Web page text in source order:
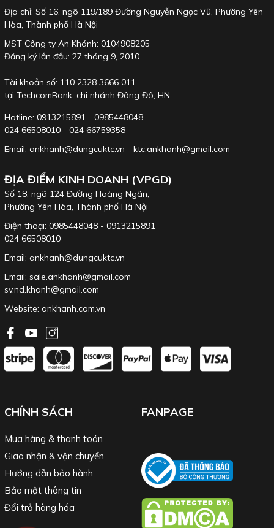
Địa chỉ: Số 16, ngõ 119/189 Đường Nguyễn Ngọc Vũ, Phường Yên
Hòa, Thành phố Hà Nội
MST Công ty An Khánh: 0104908205
Đăng ký lần đầu: 27 tháng 9, 2010
Tài khoản số: 110 2328 3666 011
tại TechcomBank, chi nhánh Đông Đô, HN
Hotline: 0913215891 - 0985448048
024 66508010 - 024 66759358
Email: ankhanh@dungcuktc.vn - ktc.ankhanh@gmail.com
ĐỊA ĐIỂM KINH DOANH (VPGD)
Số 18, ngõ 124 Đường Hoàng Ngân,
Phường Yên Hòa, Thành phố Hà Nội
Điện thoại: 0985448048 - 0913215891
024 66508010
Email: ankhanh@dungcuktc.vn
Email: sale.ankhanh@gmail.com
sv.nd.khanh@gmail.com
Website: ankhanh.com.vn
CHÍNH SÁCH
Mua hàng & thanh toán
Giao nhận & vận chuyển
Hướng dẫn bảo hành
Bảo mật thông tin
Đổi trả hàng hóa
FANPAGE